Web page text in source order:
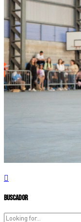
Buscador